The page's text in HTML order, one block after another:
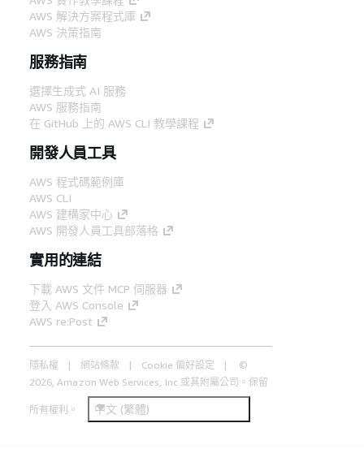
AWS 解決方案程式庫
AWS 決策指南
服務指南
選擇生成式 AI 服務
AWS 服務指南
在 GitHub 上的 AWS CLI 教學課程
開發人員工具
AWS 程式碼範例庫
AWS CLI
AWS 建構家中心
AWS 開發人員工具部落格
實用的連結
下載 AWS 文件 MCP 伺服器
登入 AWS Console
AWS re:Post
隱私權 網站條款 Cookie 偏好設定
©
2026, Amazon Web Services, Inc.或其附屬公司。保留
所有權利。 中文 (繁體)